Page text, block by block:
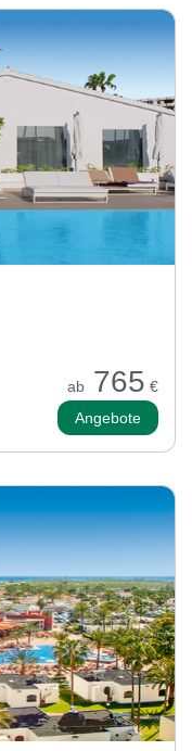
ab 765 €
Angebote